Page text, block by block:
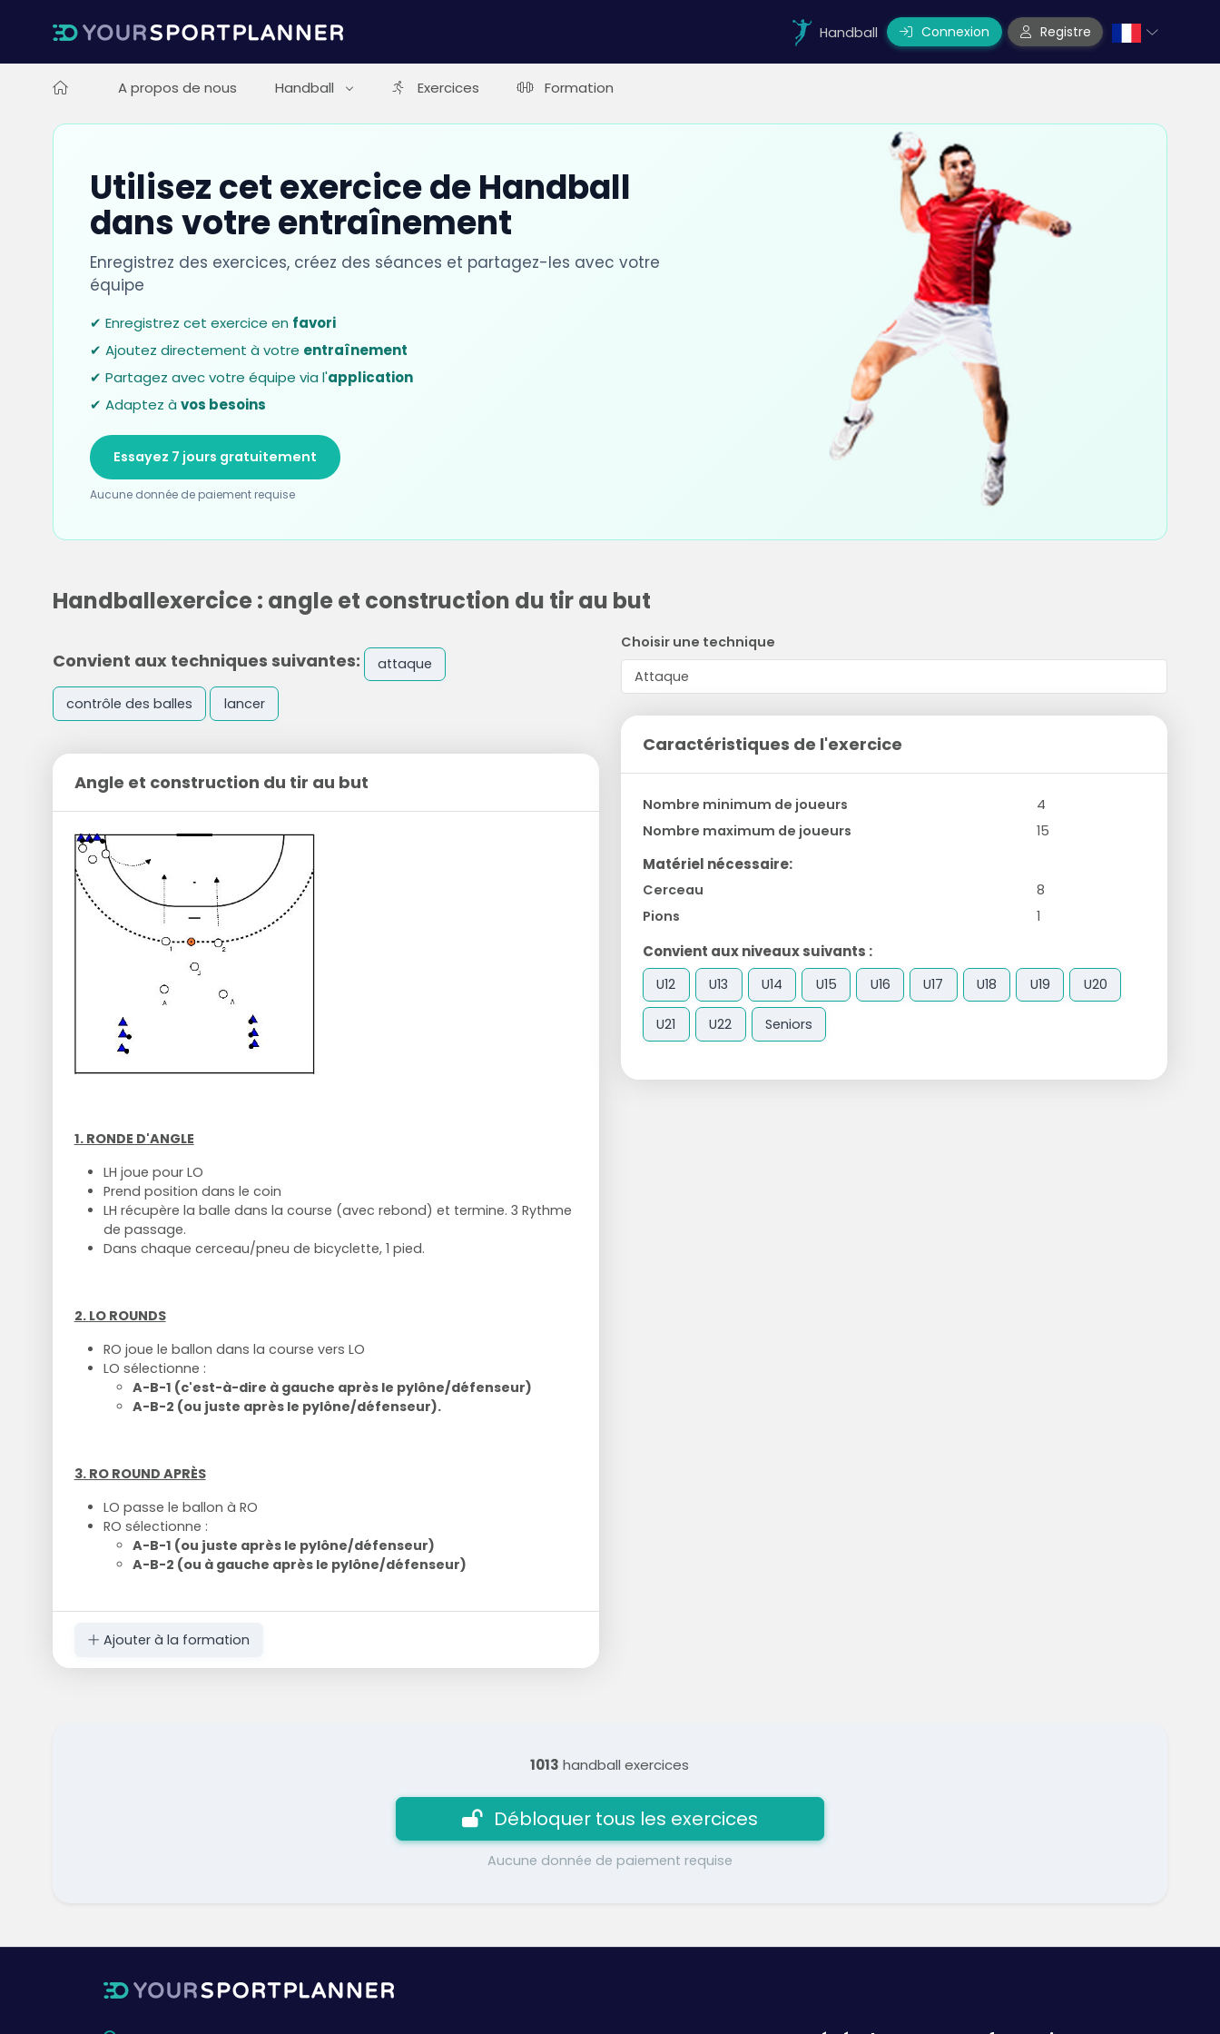
Handball Connexion Registre
A propos de nous Handball Exercices Formation
Utilisez cet exercice de Handball
dans votre entraînement
Enregistrez des exercices, créez des séances et partagez-les avec votre
équipe
✔ Enregistrez cet exercice en favori
✔ Ajoutez directement à votre entraînement
✔ Partagez avec votre équipe via l'application
✔ Adaptez à vos besoins
Essayez 7 jours gratuitement
Aucune donnée de paiement requise
Handballexercice : angle et construction du tir au but
Convient aux techniques suivantes: attaque
contrôle des balles lancer
Angle et construction du tir au but
1. RONDE D'ANGLE
LH joue pour LO
Prend position dans le coin
LH récupère la balle dans la course (avec rebond) et termine. 3 Rythme
de passage.
Dans chaque cerceau/pneu de bicyclette, 1 pied.
2. LO ROUNDS
RO joue le ballon dans la course vers LO
LO sélectionne :
A-B-1 (c'est-à-dire à gauche après le pylône/défenseur)
A-B-2 (ou juste après le pylône/défenseur).
3. RO ROUND APRÈS
LO passe le ballon à RO
RO sélectionne :
A-B-1 (ou juste après le pylône/défenseur)
A-B-2 (ou à gauche après le pylône/défenseur)
Ajouter à la formation
Choisir une technique
Caractéristiques de l'exercice
Nombre minimum de joueurs
4
Nombre maximum de joueurs
15
Matériel nécessaire:
Cerceau
8
Pions
1
Convient aux niveaux suivants :
U12 U13 U14 U15 U16 U17 U18 U19 U20
U21 U22 Seniors
1013 handball exercices
Débloquer tous les exercices
Aucune donnée de paiement requise